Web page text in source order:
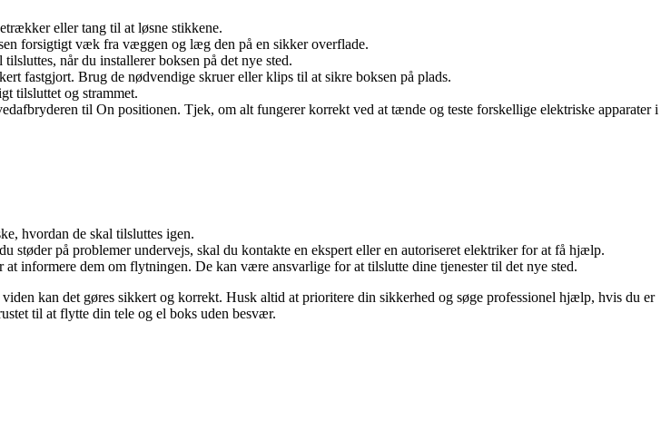
eller tang til at løsne stikkene.
forsigtigt væk fra væggen og læg den på en sikker overflade.
når du installerer boksen på det nye sted.
fastgjort. Brug de nødvendige skruer eller klips til at sikre boksen på plads.
tilsluttet og strammet.
til On positionen. Tjek, om alt fungerer korrekt ved at tænde og teste forskellige elektriske apparater i
hvordan de skal tilsluttes igen.
på problemer undervejs, skal du kontakte en ekspert eller en autoriseret elektriker for at få hjælp.
informere dem om flytningen. De kan være ansvarlige for at tilslutte dine tjenester til det nye sted.
kan det gøres sikkert og korrekt. Husk altid at prioritere din sikkerhed og søge professionel hjælp, hvis du er
til at flytte din tele og el boks uden besvær.